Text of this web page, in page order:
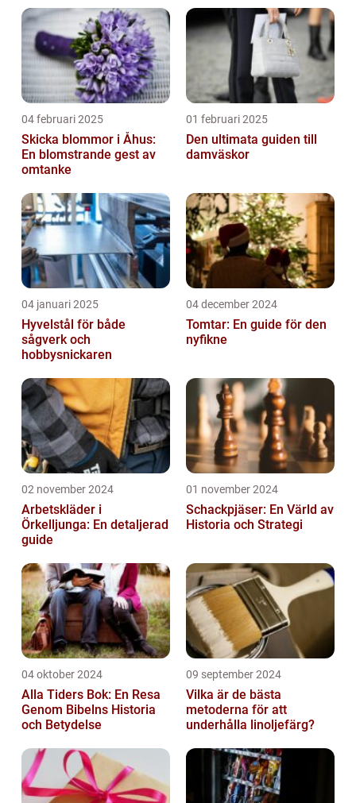
04 februari 2025
Skicka blommor i Åhus:
En blomstrande gest av
omtanke
01 februari 2025
Den ultimata guiden till
damväskor
04 januari 2025
Hyvelstål för både
sågverk och
hobbysnickaren
04 december 2024
Tomtar: En guide för den
nyfikne
02 november 2024
Arbetskläder i
Örkelljunga: En detaljerad
guide
01 november 2024
Schackpjäser: En Värld av
Historia och Strategi
04 oktober 2024
Alla Tiders Bok: En Resa
Genom Bibelns Historia
och Betydelse
09 september 2024
Vilka är de bästa
metoderna för att
underhålla linoljefärg?